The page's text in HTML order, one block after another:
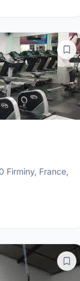
Firminy, France,